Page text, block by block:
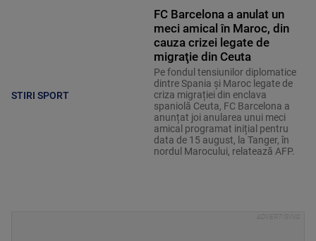
STIRI SPORT
FC Barcelona a anulat un
meci amical în Maroc, din
cauza crizei legate de
migraţie din Ceuta
Pe fondul tensiunilor diplomatice
dintre Spania și Maroc legate de
criza migrației din enclava
spaniolă Ceuta, FC Barcelona a
anunțat joi anularea unui meci
amical programat inițial pentru
data de 15 august, la Tanger, în
nordul Marocului, relatează AFP.